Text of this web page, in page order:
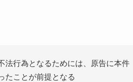
法行為となるためには、原告に本件
たことが前提となる